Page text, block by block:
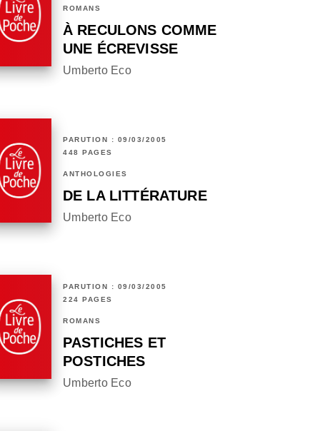
ROMANS
À RECULONS COMME
UNE ÉCREVISSE
Umberto Eco
PARUTION : 09/03/2005
448 PAGES
ANTHOLOGIES
DE LA LITTÉRATURE
Umberto Eco
PARUTION : 09/03/2005
224 PAGES
ROMANS
PASTICHES ET
POSTICHES
Umberto Eco